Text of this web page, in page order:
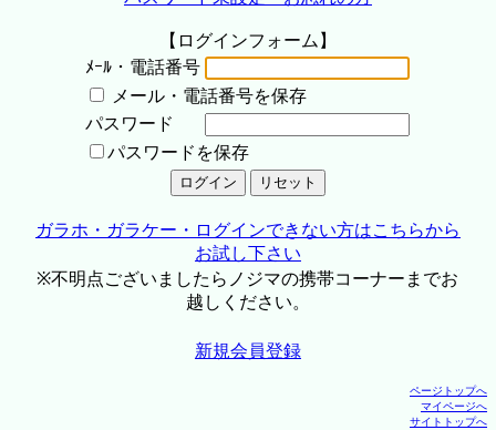
【ログインフォーム】
ﾒｰﾙ・電話番号
メール・電話番号を保存
パスワード
パスワードを保存
ガラホ・ガラケー・ログインできない方はこちらから
お試し下さい
※不明点ございましたらノジマの携帯コーナーまでお
越しください。
新規会員登録
ページトップへ
マイページへ
サイトトップへ